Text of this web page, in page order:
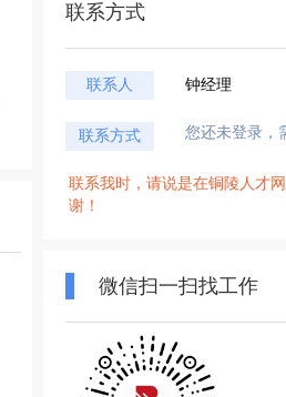
联系方式
联系人 钟经理
联系方式 您还未登录，
联系我时，请说是在铜陵人才
谢！
微信扫一扫找工作